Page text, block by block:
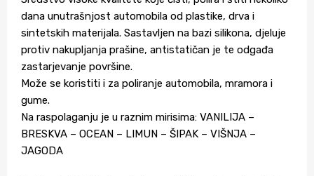
dana unutrašnjost automobila od plastike, drva i
sintetskih materijala. Sastavljen na bazi silikona, djeluje
protiv nakupljanja prašine, antistatičan je te odgađa
zastarjevanje površine.
Može se koristiti i za poliranje automobila, mramora i
gume.
Na raspolaganju je u raznim mirisima: VANILIJA –
BRESKVA – OCEAN – LIMUN – ŠIPAK – VIŠNJA –
JAGODA